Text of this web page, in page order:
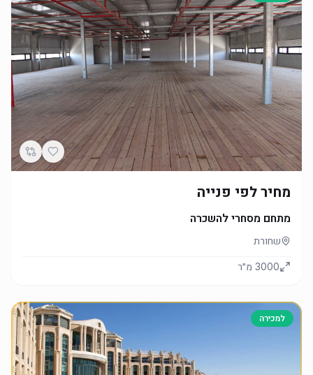
מחיר לפי פנייה
מתחם מסחרי להשכרה
שחורת
3000 מ״ר
למכירה